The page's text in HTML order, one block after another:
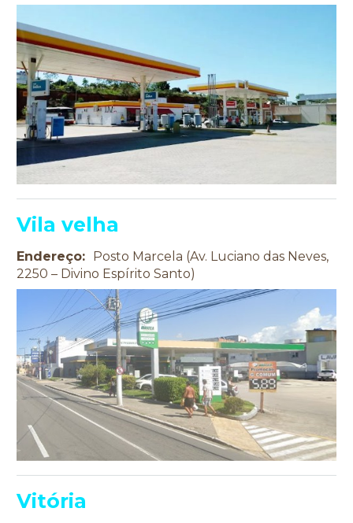
Vila velha
Endereço: Posto Marcela (Av. Luciano das Neves,
2250 – Divino Espírito Santo)
Vitória